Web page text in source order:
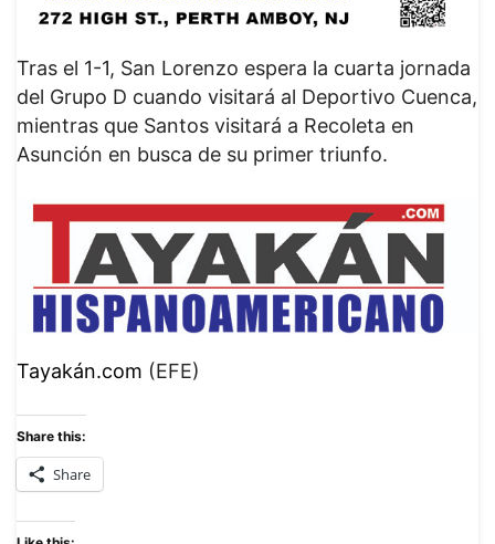
Tras el 1-1, San Lorenzo espera la cuarta jornada
del Grupo D cuando visitará al Deportivo Cuenca,
mientras que Santos visitará a Recoleta en
Asunción en busca de su primer triunfo.
Tayakán.com (EFE)
Share this:
Share